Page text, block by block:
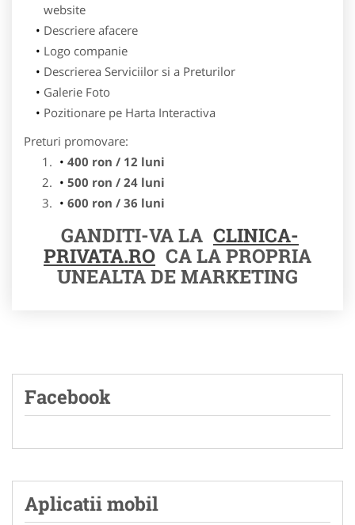
website
Descriere afacere
Logo companie
Descrierea Serviciilor si a Preturilor
Galerie Foto
Pozitionare pe Harta Interactiva
Preturi promovare:
400 ron / 12 luni
500 ron / 24 luni
600 ron / 36 luni
GANDITI-VA LA CLINICA-
PRIVATA.RO CA LA PROPRIA
UNEALTA DE MARKETING
Facebook
Aplicatii mobil